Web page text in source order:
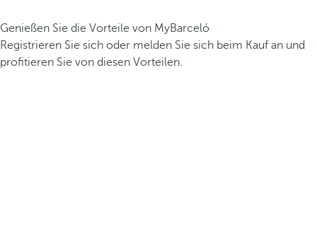
Genießen Sie die Vorteile von MyBarceló
Registrieren Sie sich oder melden Sie sich beim Kauf an und
profitieren Sie von diesen Vorteilen.